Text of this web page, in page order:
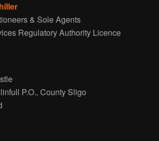
& Sole Agents
Regulatory Authority Licence
P.O., County Sligo